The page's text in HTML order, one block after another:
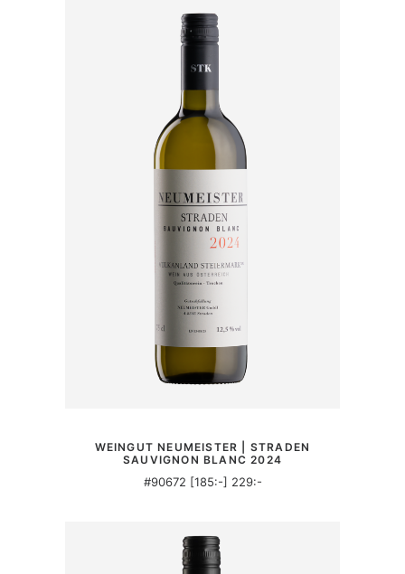
WEINGUT NEUMEISTER | STRADEN
SAUVIGNON BLANC 2024
#90672 [185:-] 229:-